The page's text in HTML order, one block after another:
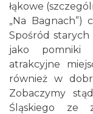
łąkowe
„Na Bagnach”)
Spośród
jako pomniki
atrakcyjne
również w
Zobaczymy
Śląskiego ze